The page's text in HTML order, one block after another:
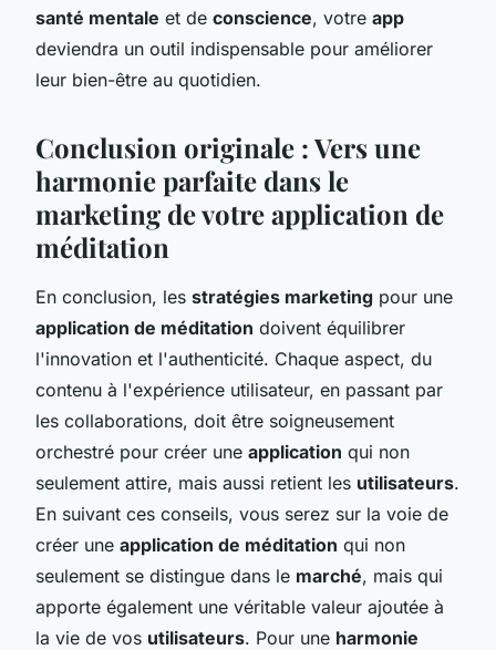
santé mentale et de conscience, votre app
deviendra un outil indispensable pour améliorer
leur bien-être au quotidien.
Conclusion originale : Vers une
harmonie parfaite dans le
marketing de votre application de
méditation
En conclusion, les stratégies marketing pour une
application de méditation doivent équilibrer
l'innovation et l'authenticité. Chaque aspect, du
contenu à l'expérience utilisateur, en passant par
les collaborations, doit être soigneusement
orchestré pour créer une application qui non
seulement attire, mais aussi retient les utilisateurs.
En suivant ces conseils, vous serez sur la voie de
créer une application de méditation qui non
seulement se distingue dans le marché, mais qui
apporte également une véritable valeur ajoutée à
la vie de vos utilisateurs. Pour une harmonie